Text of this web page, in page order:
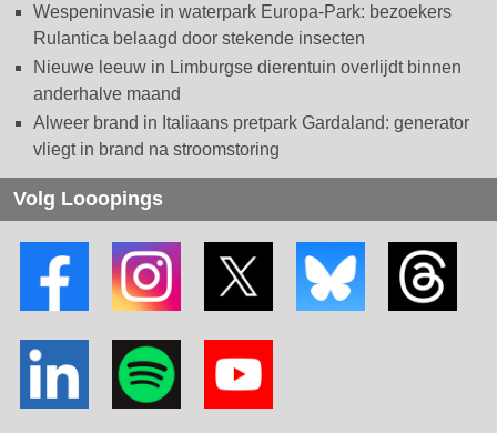
Wespeninvasie in waterpark Europa-Park: bezoekers
Rulantica belaagd door stekende insecten
Nieuwe leeuw in Limburgse dierentuin overlijdt binnen
anderhalve maand
Alweer brand in Italiaans pretpark Gardaland: generator
vliegt in brand na stroomstoring
Volg Looopings